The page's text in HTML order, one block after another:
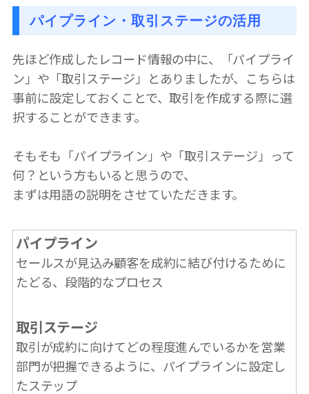
パイプライン・取引ステージの活用
先ほど作成したレコード情報の中に、「パイプライ
ン」や「取引ステージ」とありましたが、こちらは
事前に設定しておくことで、取引を作成する際に選
択することができます。
そもそも「パイプライン」や「取引ステージ」って
何？という方もいると思うので、
まずは用語の説明をさせていただきます。
パイプライン
セールスが見込み顧客を成約に結び付けるために
たどる、段階的なプロセス
取引ステージ
取引が成約に向けてどの程度進んでいるかを営業
部門が把握できるように、パイプラインに設定し
たステップ